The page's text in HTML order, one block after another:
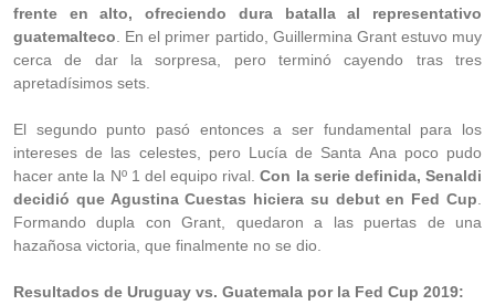
frente en alto, ofreciendo dura batalla al representativo
guatemalteco . En el primer partido, Guillermina Grant estuvo muy
cerca de dar la sorpresa, pero terminó cayendo tras tres
apretadísimos sets.
El segundo punto pasó entonces a ser fundamental para los
intereses de las celestes, pero Lucía de Santa Ana poco pudo
hacer ante la Nº 1 del equipo rival.Con la serie definida, Senaldi
decidió que Agustina Cuestas hiciera su debut en Fed Cup
Formando dupla con Grant, quedaron a las puertas de una
hazañosa victoria, que finalmente no se dio.
Resultados de Uruguay vs. Guatemala por la Fed Cup 2019: